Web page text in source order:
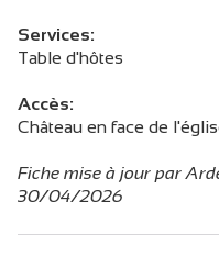
Services:
Table d'hôtes
Accès:
Château en face de
Fiche mise à jour par
30/04/2026